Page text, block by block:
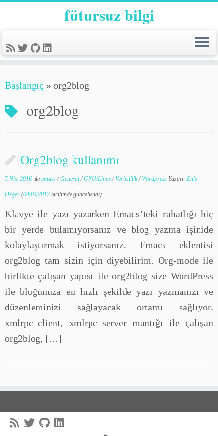
fütursuz bilgi
Başlangıç » org2blog
org2blog
Org2blog kullanımı
5 Nis, 2016 de emacs/General/GNU/Linux/Verimlilik/ Wordpress Yazarı: Enis
Özgen (04/04/2017tarihinde güncellendi)
Klavye ile yazı yazarken Emacs’teki rahatlığı hiç
bir yerde bulamıyorsanız ve blog yazma işinide
kolaylaştırmak istiyorsanız. Emacs eklentisi
org2blog tam sizin için diyebilirim. Org-mode ile
birlikte çalışan yapısı ile org2blog size WordPress
ile bloğunuza en hızlı şekilde yazı yazmanızı ve
düzenleminizi sağlayacak ortamı sağlıyor.
xmlrpc_client, xmlrpc_server mantığı ile çalışan
org2blog, […]